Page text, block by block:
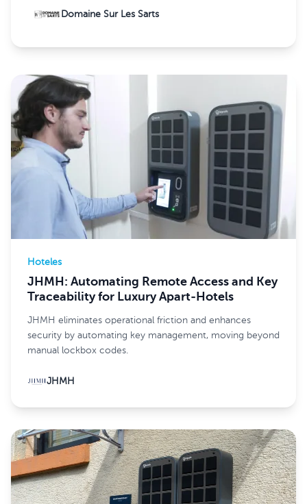
Domaine Sur Les Sarts
Hoteles
JHMH: Automating Remote Access and Key
Traceability for Luxury Apart-Hotels
JHMH eliminates operational friction and enhances
security by automating key management, moving beyond
manual lockbox codes.
JHMH